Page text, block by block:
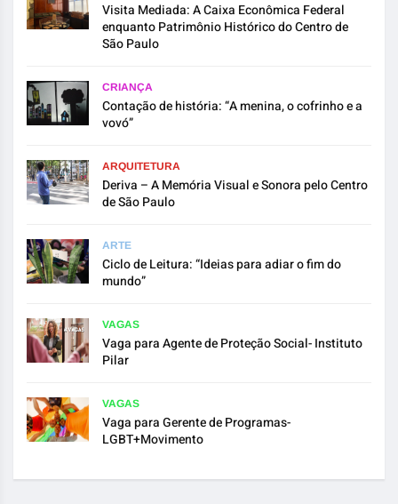
Visita Mediada: A Caixa Econômica Federal
enquanto Patrimônio Histórico do Centro de
São Paulo
CRIANÇA
Contação de história: “A menina, o cofrinho e a
vovó”
ARQUITETURA
Deriva – A Memória Visual e Sonora pelo Centro
de São Paulo
ARTE
Ciclo de Leitura: “Ideias para adiar o fim do
mundo”
VAGAS
Vaga para Agente de Proteção Social- Instituto
Pilar
VAGAS
Vaga para Gerente de Programas-
LGBT+Movimento